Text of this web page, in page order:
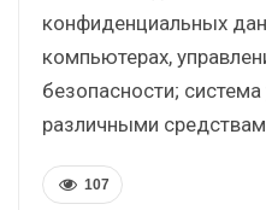
конфиденциальных
компьютерах,
безопасности;
различными
107